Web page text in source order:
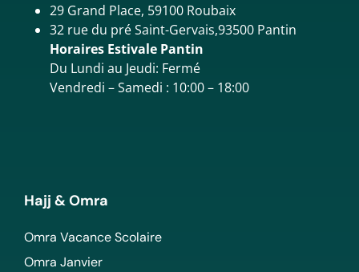
29 Grand Place, 59100 Roubaix
32 rue du pré Saint-Gervais,93500 Pantin
Horaires Estivale Pantin
Du Lundi au Jeudi: Fermé
Vendredi – Samedi : 10:00 – 18:00
Hajj & Omra
Omra Vacance Scolaire
Omra Janvier